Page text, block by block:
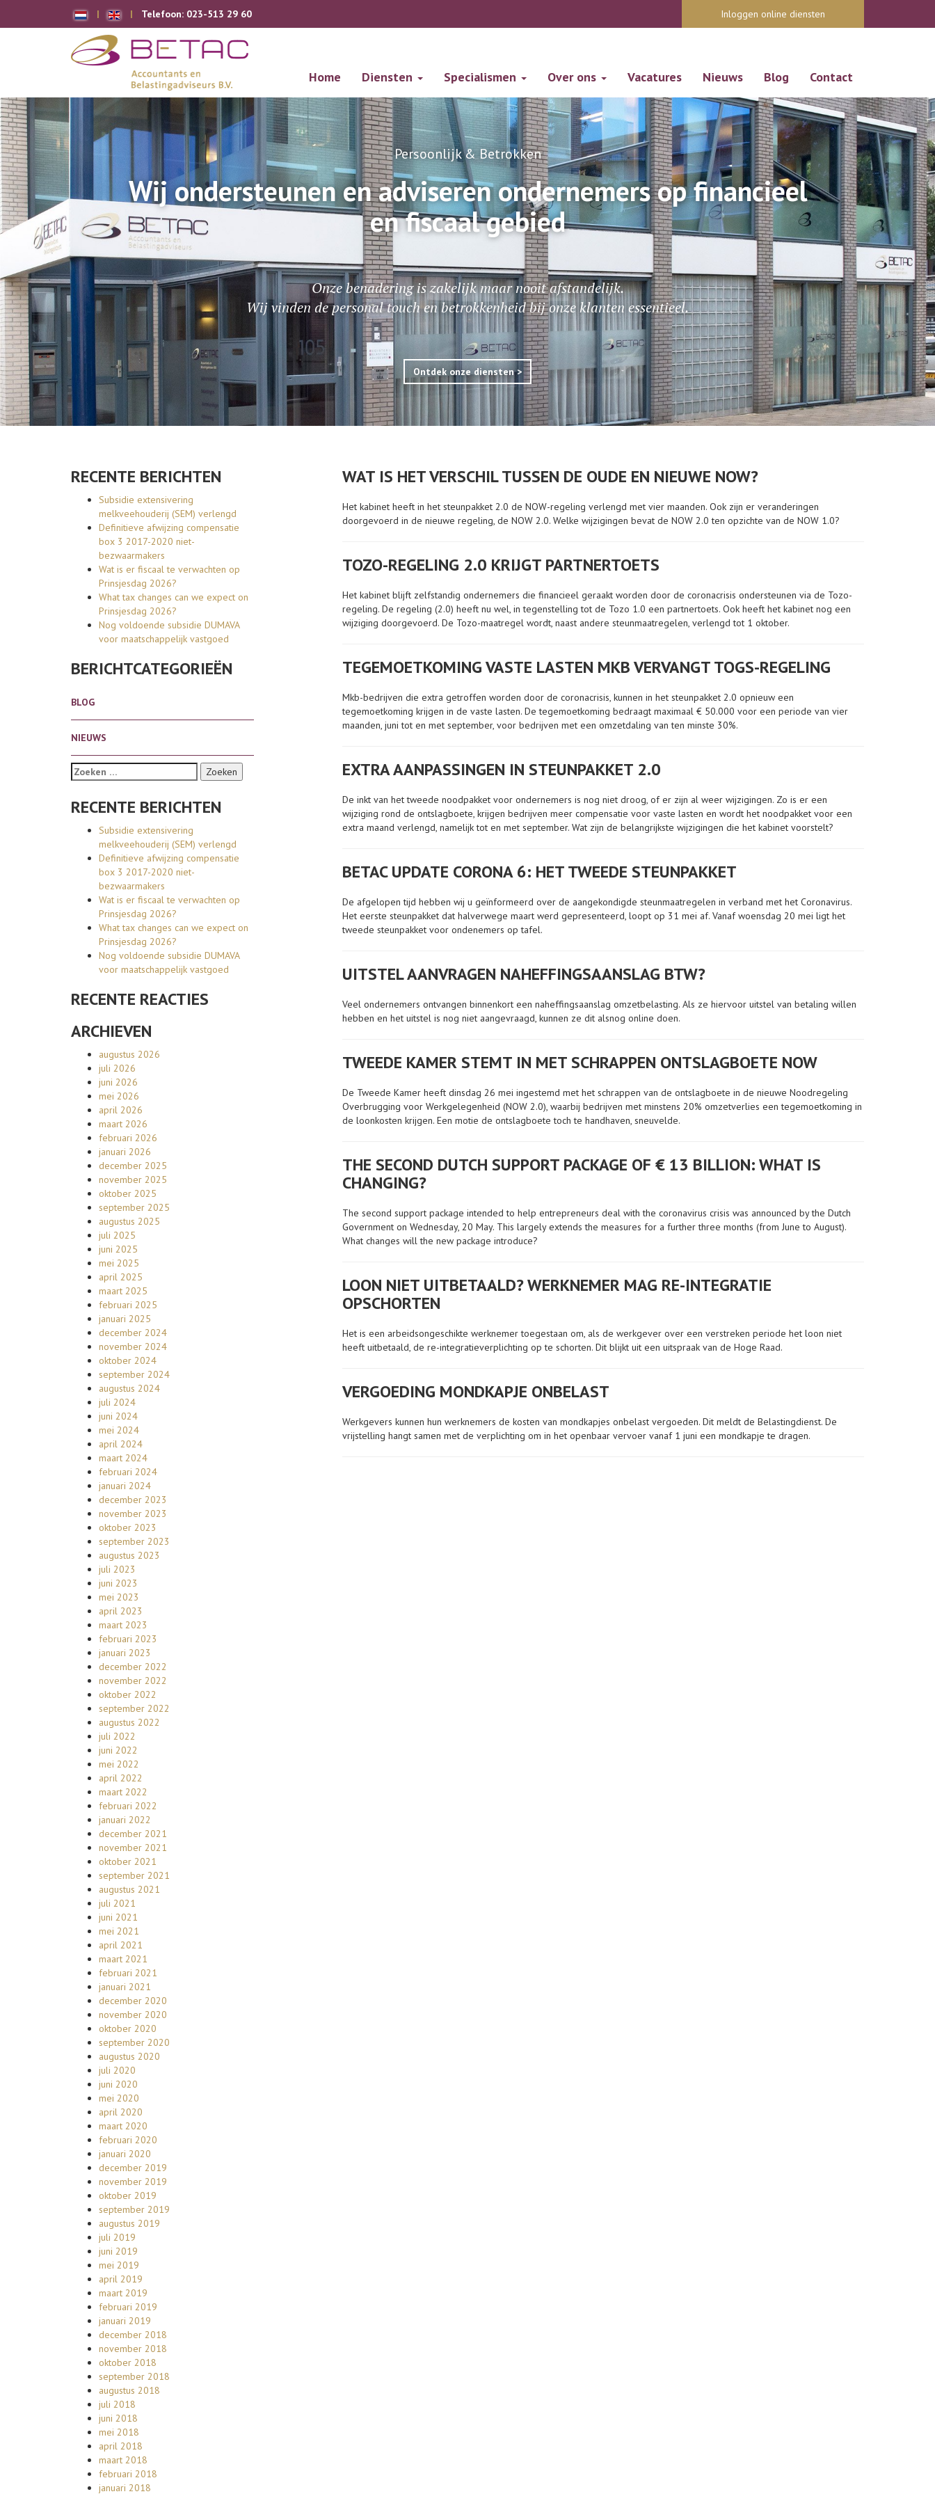
Telefoon: 023-513 29 60 Inloggen online diensten
Home Diensten Specialismen Over ons Vacatures Nieuws Blog Contact
Persoonlijk & Betrokken
Wij ondersteunen en adviseren ondernemers op financieel
en fiscaal gebied
Onze benadering is zakelijk maar nooit afstandelijk.
Wij vinden de personal touch en betrokkenheid bij onze klanten essentieel.
Ontdek onze diensten >
RECENTE BERICHTEN
Subsidie extensivering
melkveehouderij (SEM) verlengd
Definitieve afwijzing compensatie
box 3 2017-2020 niet-
bezwaarmakers
Wat is er fiscaal te verwachten op
Prinsjesdag 2026?
What tax changes can we expect on
Prinsjesdag 2026?
Nog voldoende subsidie DUMAVA
voor maatschappelijk vastgoed
BERICHTCATEGORIEËN
BLOG
NIEUWS
Zoeken naar:
RECENTE BERICHTEN
Subsidie extensivering
melkveehouderij (SEM) verlengd
Definitieve afwijzing compensatie
box 3 2017-2020 niet-
bezwaarmakers
Wat is er fiscaal te verwachten op
Prinsjesdag 2026?
What tax changes can we expect on
Prinsjesdag 2026?
Nog voldoende subsidie DUMAVA
voor maatschappelijk vastgoed
RECENTE REACTIES
ARCHIEVEN
augustus 2026
juli 2026
juni 2026
mei 2026
april 2026
maart 2026
februari 2026
januari 2026
december 2025
november 2025
oktober 2025
september 2025
augustus 2025
juli 2025
juni 2025
mei 2025
april 2025
maart 2025
februari 2025
januari 2025
december 2024
november 2024
oktober 2024
september 2024
augustus 2024
juli 2024
juni 2024
mei 2024
april 2024
maart 2024
februari 2024
januari 2024
december 2023
november 2023
oktober 2023
september 2023
augustus 2023
juli 2023
juni 2023
mei 2023
april 2023
maart 2023
februari 2023
januari 2023
december 2022
november 2022
oktober 2022
september 2022
augustus 2022
juli 2022
juni 2022
mei 2022
april 2022
maart 2022
februari 2022
januari 2022
december 2021
november 2021
oktober 2021
september 2021
augustus 2021
juli 2021
juni 2021
mei 2021
april 2021
maart 2021
februari 2021
januari 2021
december 2020
november 2020
oktober 2020
september 2020
augustus 2020
juli 2020
juni 2020
mei 2020
april 2020
maart 2020
februari 2020
januari 2020
december 2019
november 2019
oktober 2019
september 2019
augustus 2019
juli 2019
juni 2019
mei 2019
april 2019
maart 2019
februari 2019
januari 2019
december 2018
november 2018
oktober 2018
september 2018
augustus 2018
juli 2018
juni 2018
mei 2018
april 2018
maart 2018
februari 2018
januari 2018
WAT IS HET VERSCHIL TUSSEN DE OUDE EN NIEUWE NOW?
Het kabinet heeft in het steunpakket 2.0 de NOW-regeling verlengd met vier maanden. Ook zijn er veranderingen
doorgevoerd in de nieuwe regeling, de NOW 2.0. Welke wijzigingen bevat de NOW 2.0 ten opzichte van de NOW 1.0?
TOZO-REGELING 2.0 KRIJGT PARTNERTOETS
Het kabinet blijft zelfstandig ondernemers die financieel geraakt worden door de coronacrisis ondersteunen via de Tozo-
regeling. De regeling (2.0) heeft nu wel, in tegenstelling tot de Tozo 1.0 een partnertoets. Ook heeft het kabinet nog een
wijziging doorgevoerd. De Tozo-maatregel wordt, naast andere steunmaatregelen, verlengd tot 1 oktober.
TEGEMOETKOMING VASTE LASTEN MKB VERVANGT TOGS-REGELING
Mkb-bedrijven die extra getroffen worden door de coronacrisis, kunnen in het steunpakket 2.0 opnieuw een
tegemoetkoming krijgen in de vaste lasten. De tegemoetkoming bedraagt maximaal € 50.000 voor een periode van vier
maanden, juni tot en met september, voor bedrijven met een omzetdaling van ten minste 30%.
EXTRA AANPASSINGEN IN STEUNPAKKET 2.0
De inkt van het tweede noodpakket voor ondernemers is nog niet droog, of er zijn al weer wijzigingen. Zo is er een
wijziging rond de ontslagboete, krijgen bedrijven meer compensatie voor vaste lasten en wordt het noodpakket voor een
extra maand verlengd, namelijk tot en met september. Wat zijn de belangrijkste wijzigingen die het kabinet voorstelt?
BETAC UPDATE CORONA 6: HET TWEEDE STEUNPAKKET
De afgelopen tijd hebben wij u geïnformeerd over de aangekondigde steunmaatregelen in verband met het Coronavirus.
Het eerste steunpakket dat halverwege maart werd gepresenteerd, loopt op 31 mei af. Vanaf woensdag 20 mei ligt het
tweede steunpakket voor ondenemers op tafel.
UITSTEL AANVRAGEN NAHEFFINGSAANSLAG BTW?
Veel ondernemers ontvangen binnenkort een naheffingsaanslag omzetbelasting. Als ze hiervoor uitstel van betaling willen
hebben en het uitstel is nog niet aangevraagd, kunnen ze dit alsnog online doen.
TWEEDE KAMER STEMT IN MET SCHRAPPEN ONTSLAGBOETE NOW
De Tweede Kamer heeft dinsdag 26 mei ingestemd met het schrappen van de ontslagboete in de nieuwe Noodregeling
Overbrugging voor Werkgelegenheid (NOW 2.0), waarbij bedrijven met minstens 20% omzetverlies een tegemoetkoming in
de loonkosten krijgen. Een motie de ontslagboete toch te handhaven, sneuvelde.
THE SECOND DUTCH SUPPORT PACKAGE OF € 13 BILLION: WHAT IS
CHANGING?
The second support package intended to help entrepreneurs deal with the coronavirus crisis was announced by the Dutch
Government on Wednesday, 20 May. This largely extends the measures for a further three months (from June to August).
What changes will the new package introduce?
LOON NIET UITBETAALD? WERKNEMER MAG RE-INTEGRATIE
OPSCHORTEN
Het is een arbeidsongeschikte werknemer toegestaan om, als de werkgever over een verstreken periode het loon niet
heeft uitbetaald, de re-integratieverplichting op te schorten. Dit blijkt uit een uitspraak van de Hoge Raad.
VERGOEDING MONDKAPJE ONBELAST
Werkgevers kunnen hun werknemers de kosten van mondkapjes onbelast vergoeden. Dit meldt de Belastingdienst. De
vrijstelling hangt samen met de verplichting om in het openbaar vervoer vanaf 1 juni een mondkapje te dragen.